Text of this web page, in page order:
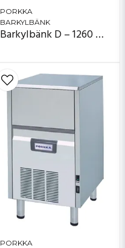
PORKKA
BARKYLBÄNK
Barkylbänk D – 1260 mm
PORKKA